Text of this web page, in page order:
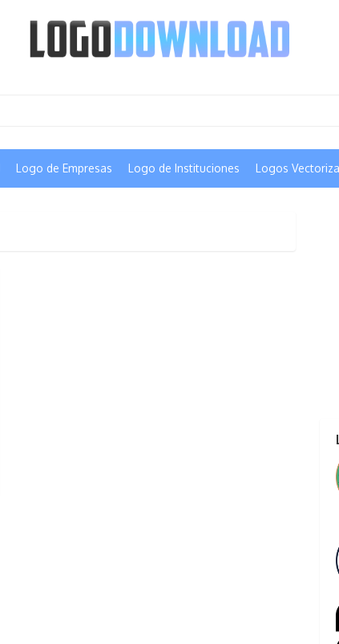
Logo de Empresas Logo de Instituciones Logos